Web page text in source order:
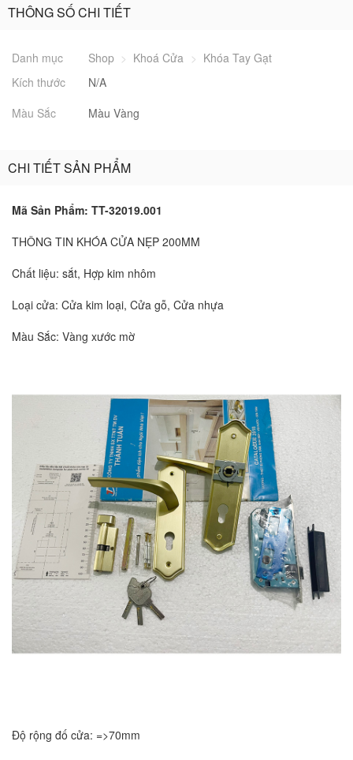
THÔNG SỐ CHI TIẾT
Danh mục Shop > Khoá Cửa > Khóa Tay Gạt
Kích thước
N/A
Màu Sắc
Màu Vàng
CHI TIẾT SẢN PHẨM
Mã Sản Phẩm: TT-32019.001
THÔNG TIN KHÓA CỬA NẸP 200MM
Chất liệu: sắt, Hợp kim nhôm
Loại cửa: Cửa kim loại, Cửa gỗ, Cửa nhựa
Màu Sắc: Vàng xước mờ
Độ rộng đố cửa: =>70mm